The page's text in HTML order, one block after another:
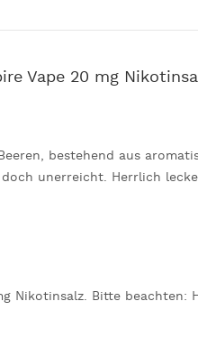
Vape 20 mg
bestehend aus
unerreicht. Herrlich
Nikotinsalz. Bitte